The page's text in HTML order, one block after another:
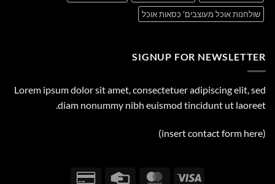
שולחנות אוכל מעוצבים' כסאות אוכל
SIGNUP FOR NEWSLETTER
Lorem ipsum dolor sit amet, consectetuer adipiscing elit, sed
diam nonummy nibh euismod tincidunt ut laoreet.
(insert contact form here)
Visa
MasterCard
Credit